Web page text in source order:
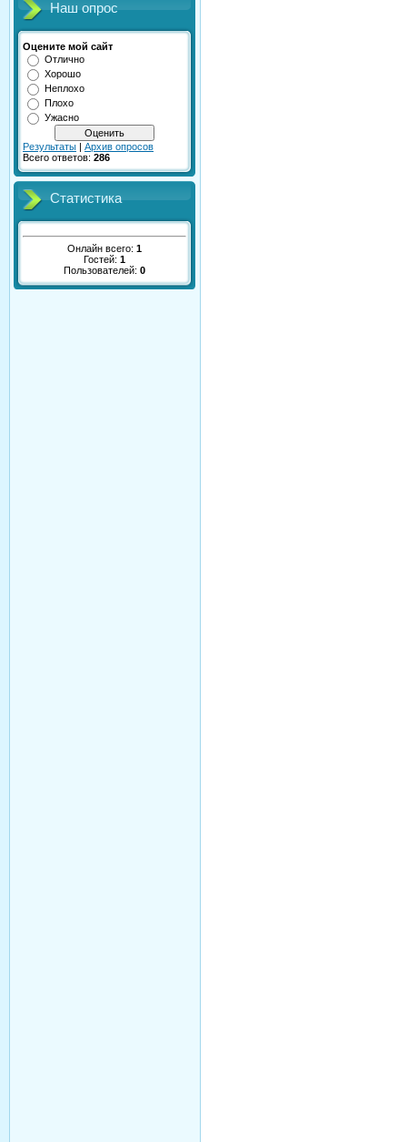
Наш опрос
Оцените мой сайт
Отлично
Хорошо
Неплохо
Плохо
Ужасно
Результаты | Архив опросов
Всего ответов: 286
Статистика
Онлайн всего: 1
Гостей: 1
Пользователей: 0